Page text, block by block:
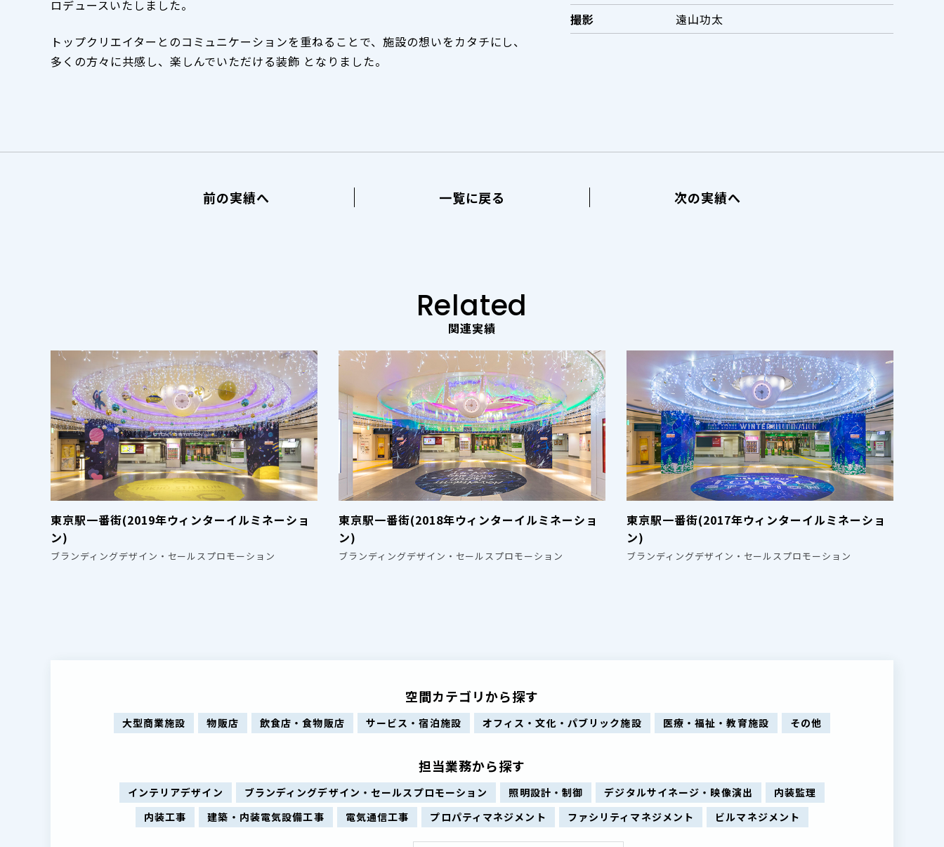
ロデュースいたしました。
トップクリエイターとのコミュニケーションを重ねることで、施設の想いをカタチにし、
多くの方々に共感し、楽しんでいただける装飾 となりました。
撮影
遠山功太
前の実績へ 一覧に戻る 次の実績へ
Related
関連実績
東京駅一番街(2019年ウィンターイルミネーショ
ン)
ブランディングデザイン・セールスプロモーション
東京駅一番街(2018年ウィンターイルミネーショ
ン)
ブランディングデザイン・セールスプロモーション
東京駅一番街(2017年ウィンターイルミネーショ
ン)
ブランディングデザイン・セールスプロモーション
空間カテゴリから探す
大型商業施設 物販店 飲食店・食物販店 サービス・宿泊施設 オフィス・文化・パブリック施設 医療・福祉・教育施設 その他
担当業務から探す
インテリアデザイン ブランディングデザイン・セールスプロモーション 照明設計・制御 デジタルサイネージ・映像演出
内装監理
内装工事
建築・内装電気設備工事 電気通信工事 プロパティマネジメント ファシリティマネジメント ビルマネジメント